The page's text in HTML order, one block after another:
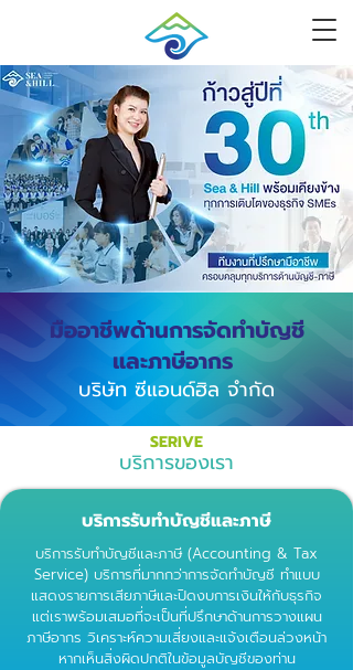
มืออาชีพด้านการจัดทำบัญชี
และภาษีอากร
บริษัท ซีแอนด์ฮิล จำกัด
SERIVE
บริการของเรา
บริการรับทำบัญชีและภาษี
บริการรับทำบัญชีและภาษี (Accounting & Tax
Service) บริการที่มากกว่าการจัดทำบัญชี ทำแบบ
แสดงรายการเสียภาษีและปิดงบการเงินให้กับธุรกิจ
แต่เราพร้อมเสมอที่จะเป็นที่ปรึกษาด้านการวางแผน
ภาษีอากร วิเคราะห์ความเสี่ยงและแจ้งเตือนล่วงหน้า
หากเห็นสิ่งผิดปกติในข้อมูลบัญชีของท่าน